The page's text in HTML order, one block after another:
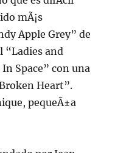
mÃ¡s
Apple Grey” de
and
Space” con una
Heart”.
pequeÃ±a